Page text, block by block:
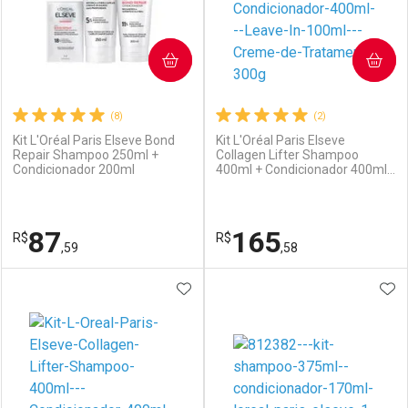
Comprar sem Desconto
Por R$ 32,59/cada
Por R$ 32,59/cada
Comprar sem Desconto
Por R$ 32,59/cada
Por R$ 32,59/cada
(8)
Kit L'Oréal Paris Elseve Bond
Repair Shampoo 250ml +
Condicionador 200ml
R$87,59
COMPRAR
Laboratório
Por Menos
(2)
Kit L'Oréal Paris Elseve
Collagen Lifter Shampoo
400ml + Condicionador 400ml
R$165,58
COMPRAR
Laboratório
Por Menos
ADICIONAR AOS FAVORITOS